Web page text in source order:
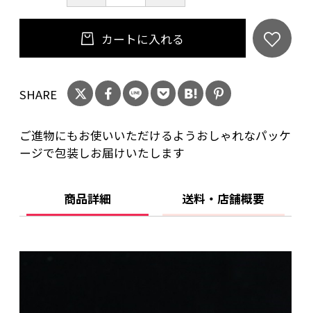
カートに入れる
SHARE
ご進物にもお使いいただけるようおしゃれなパッケ
ージで包装しお届けいたします
商品詳細 送料・店舗概要